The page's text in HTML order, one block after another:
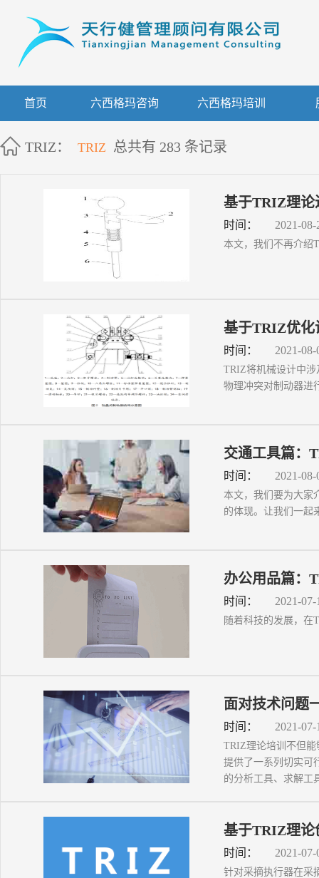
首页 六西格玛咨询 六西格玛培训
TRIZ： TRIZ 总共有 283 条记录
基于TRIZ理论
时间： 2021-08-
本文，我们不再介绍
基于TRIZ优化
时间： 2021-08-
​TRIZ将机械设计中
物理冲突对制动器进
交通工具篇：
时间： 2021-08-
本文，我们要为大家
的体现。让我们一起
办公用品篇：
时间： 2021-07-
随着科技的发展，在
面对技术问题
时间： 2021-07-
TRIZ理论培训不但
提供了一系列切实可
的分析工具、求解工
基于TRIZ理论
时间： 2021-07-
针对采摘执行器在采